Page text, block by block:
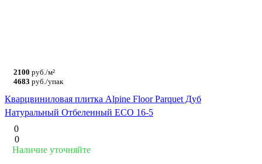
2100 руб./м²
4683 руб./упак
Кварцвиниловая плитка Alpine Floor Parquet Дуб
Натуральный Отбеленный ECO 16-5
0
0
Наличие уточняйте